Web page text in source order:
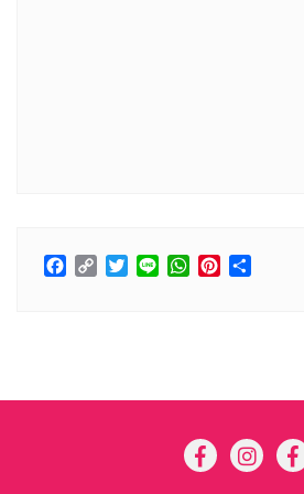
Facebook
CopyTwitter
LineWhatsApp
Pinterest